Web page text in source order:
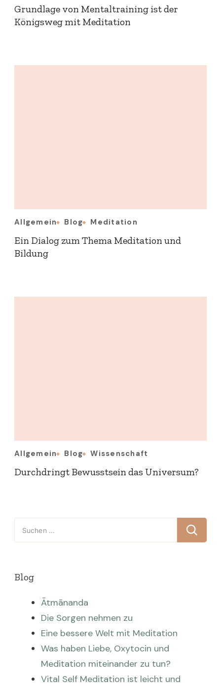
Grundlage von Mentaltraining ist der
Königsweg mit Meditation
Allgemein Blog Meditation
Ein Dialog zum Thema Meditation und
Bildung
Allgemein Blog Wissenschaft
Durchdringt Bewusstsein das Universum?
Suchen
nach:
Blog
Ātmānanda
Die Sorgen nehmen zu
Eine bessere Welt mit Meditation
Was haben Liebe, Oxytocin und
Meditation miteinander zu tun?
Vital Self Meditation ist leicht und